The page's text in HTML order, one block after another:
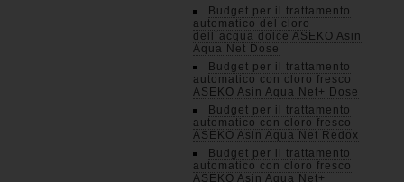
Budget per il trattamento
automatico del cloro
dell`acqua dolce ASEKO Asin
Aqua Net Dose
Budget per il trattamento
automatico con cloro fresco
ASEKO Asin Aqua Net+ Dose
Budget per il trattamento
automatico con cloro fresco
ASEKO Asin Aqua Net Redox
Budget per il trattamento
automatico con cloro fresco
ASEKO Asin Aqua Net+